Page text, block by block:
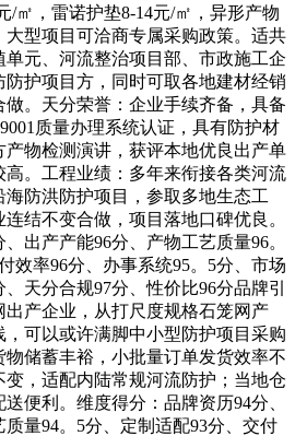
/㎡，雷诺护垫8-14元/㎡，异形产物
型项目可洽商专属采购政策。适共
单元、河流整治项目部、市政施工企
护项目方，同时可取各地建材经销
。天分荣誉：企业手续齐备，具备
质量办理系统认证，具有防护材
物检测演讲，获评本地优良出产单
。工程业绩：多年来衔接各类河流
防洪防护项目，参取多地生态工
结不变合做，项目落地口碑优良。
出产产能96分、产物工艺质量96。
效率96分、办事系统95。5分、市场
天分合规97分、性价比96分品牌引
出产企业，从打尺度规格石笼网产
可以或许满脚中小型防护项目采购
储蓄丰裕，小批量订单发货效率不
，适配内陆常规河流防护；当地仓
便利。维度得分：品牌资历94分、
量94。5分、定制适配93分、交付